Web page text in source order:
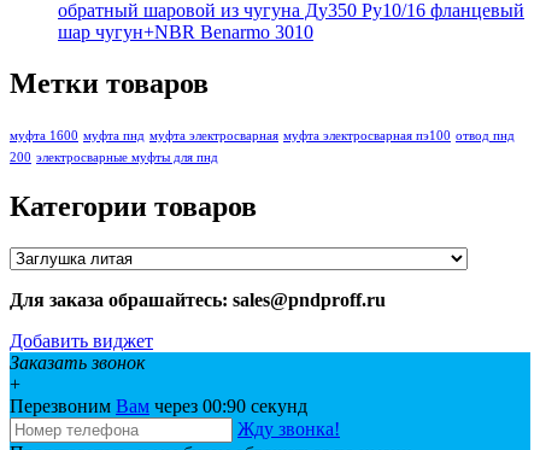
обратный шаровой из чугуна Ду350 Ру10/16 фланцевый
шар чугун+NBR Benarmo 3010
Метки товаров
муфта 1600 муфта пнд муфта электросварная муфта электросварная пэ100 отвод пнд
200 электросварные муфты для пнд
Категории товаров
Для заказа обрашайтесь: sales@pndproff.ru
Добавить виджет
Заказать звонок
+
Перезвоним Вам через 00:90 секунд
Жду звонка!